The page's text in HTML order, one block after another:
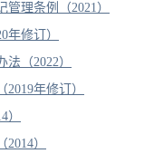
理条例（2021）
年修订）
（2022）
年修订）
）